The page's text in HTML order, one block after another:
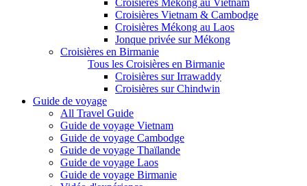
Croisières Mékong au Vietnam
Croisières Vietnam & Cambodge
Croisières Mékong au Laos
Jonque privée sur Mékong
Croisières en Birmanie
Tous les Croisières en Birmanie
Croisières sur Irrawaddy
Croisières sur Chindwin
Guide de voyage
All Travel Guide
Guide de voyage Vietnam
Guide de voyage Cambodge
Guide de voyage Thaïlande
Guide de voyage Laos
Guide de voyage Birmanie